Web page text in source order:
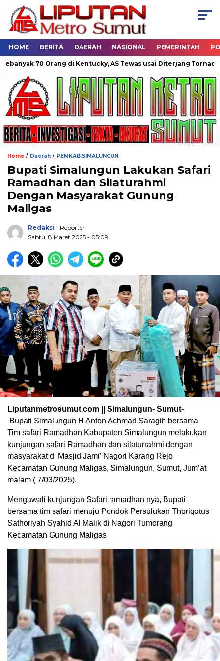
HOME BERITA DAERAH NASIONAL PEMERINTAH
Orang di Kentucky, AS Tewas usai Diterjang Tornado Dahsyat
Home / Daerah / PEMKAB.SIMALUNGUN
Bupati Simalungun Lakukan Safari
Ramadhan dan Silaturahmi
Dengan Masyarakat Gunung
Maligas
Redaksi - Reporter
Sabtu, 8 Maret 2025 - 05:09
Liputanmetrosumut.com || Simalungun- Sumut-
Bupati Simalungun H Anton Achmad Saragih bersama
Tim safari Ramadhan Kabupaten Simalungun melakukan
kunjungan safari Ramadhan dan silaturrahmi dengan
masyarakat di Masjid Jami’ Nagori Karang Rejo
Kecamatan Gunung Maligas, Simalungun, Sumut, Jum’at
malam ( 7/03/2025).
Mengawali kunjungan Safari ramadhan nya, Bupati
bersama tim safari menuju Pondok Persulukan Thoriqotus
Sathoriyah Syahid Al Malik di Nagori Tumorang
Kecamatan Gunung Maligas